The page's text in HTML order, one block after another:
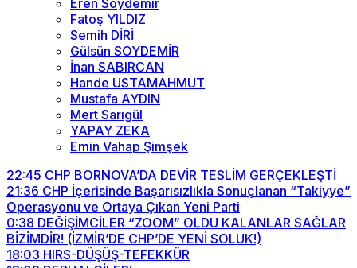
Eren Soydemir
Fatoş YILDIZ
Semih DİRİ
Gülsün SOYDEMİR
İnan SABIRCAN
Hande USTAMAHMUT
Mustafa AYDIN
Mert Sarıgül
YAPAY ZEKA
Emin Vahap Şimşek
22:45 CHP BORNOVA’DA DEVİR TESLİM GERÇEKLEŞTİ
21:36 CHP İçerisinde Başarısızlıkla Sonuçlanan “Takiyye”
Operasyonu ve Ortaya Çıkan Yeni Parti
0:38 DEĞİŞİMCİLER “ZOOM” OLDU KALANLAR SAĞLAR
BİZİMDİR! (İZMİR’DE CHP’DE YENİ SOLUK!)
18:03 HIRS-DÜŞÜŞ-TEFEKKÜR